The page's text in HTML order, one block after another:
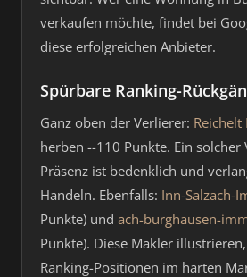
verkaufen möchte, findet bei
diese erfolgreichen Anbieter.
Spürbare Ranking-
Ganz oben der Verlierer:
herben --110 Punkte. Ein solcher
Präsenz ist bedenklich und
Handeln. Ebenfalls: Inn-Salzach-
Punkte) und ach-burghausen-
Punkte). Diese Makler
Ranking-Positionen im harten